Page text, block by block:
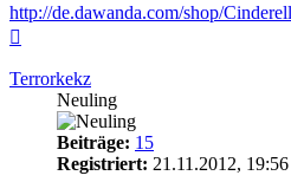
http://de.dawanda.com/shop/
Terrorkekz
Neuling
Beiträge: 15
Registriert: 21.11.2012, 19:56